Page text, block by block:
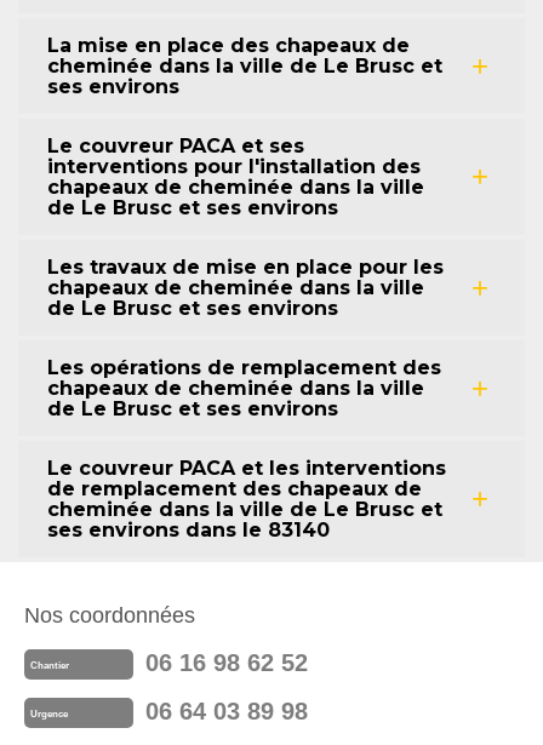
La mise en place des chapeaux de
cheminée dans la ville de Le Brusc et
ses environs
Le couvreur PACA et ses
interventions pour l'installation des
chapeaux de cheminée dans la ville
de Le Brusc et ses environs
Les travaux de mise en place pour les
chapeaux de cheminée dans la ville
de Le Brusc et ses environs
Les opérations de remplacement des
chapeaux de cheminée dans la ville
de Le Brusc et ses environs
Le couvreur PACA et les interventions
de remplacement des chapeaux de
cheminée dans la ville de Le Brusc et
ses environs dans le 83140
Nos coordonnées
Chantier 06 16 98 62 52
Urgence 06 64 03 89 98